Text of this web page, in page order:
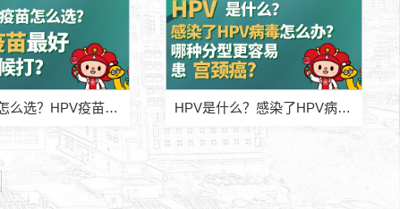
HPV疫苗怎么选？HPV疫苗最好什么时候打？ HPV是什么？感染了HPV病毒怎么办？